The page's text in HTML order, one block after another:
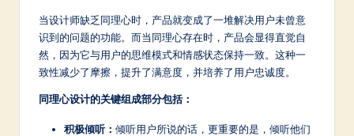
&
S
o
ft
当设计师缺乏同理心时，产品就变成了一堆解决用户未曾意
识到的问题的功能。而当同理心存在时，产品会显得直觉自
然，因为它与用户的思维模式和情感状态保持一致。这种一
致性减少了摩擦，提升了满意度，并培养了用户忠诚度。
同理心设计的关键组成部分包括：
积极倾听： 倾听用户所说的话，更重要的是，倾听他们